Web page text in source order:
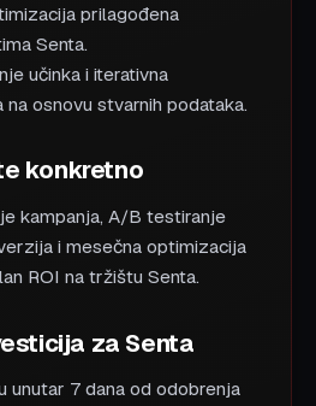
prilagođena
Senta.
učinka i iterativna
na osnovu stvarnih podataka.
konkretno
kampanja, A/B testiranje
i mesečna optimizacija
ROI na tržištu Senta.
za Senta
unutar 7 dana od odobrenja